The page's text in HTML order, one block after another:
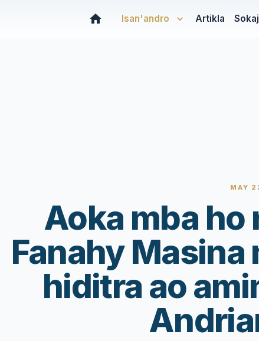
Isan'andro Artikla
MAY
Aoka mba
Fanahy Masina
hiditra ao